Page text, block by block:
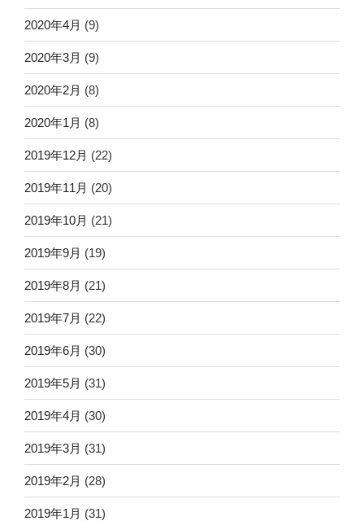
2020年4月 (9)
2020年3月 (9)
2020年2月 (8)
2020年1月 (8)
2019年12月 (22)
2019年11月 (20)
2019年10月 (21)
2019年9月 (19)
2019年8月 (21)
2019年7月 (22)
2019年6月 (30)
2019年5月 (31)
2019年4月 (30)
2019年3月 (31)
2019年2月 (28)
2019年1月 (31)